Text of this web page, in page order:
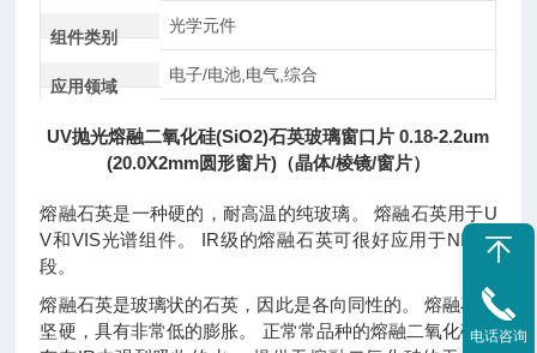
组件类别
光学元件
应用领域
电子/电池,电气,综合
UV抛光熔融二氧化硅(SiO2)石英玻璃窗口片 0.18-2.2um
(20.0X2mm圆形窗片)（晶体/棱镜/窗片）
熔融石英是一种硬的，耐高温的纯玻璃。 熔融石英用于U
V和VIS光谱组件。 IR级的熔融石英可很好应用于NIR波
段。
熔融石英是玻璃状的石英，因此是各向同性的。 熔融石英
坚硬，具有非常低的膨胀。 正常常品种的熔融二氧化硅含电话咨询